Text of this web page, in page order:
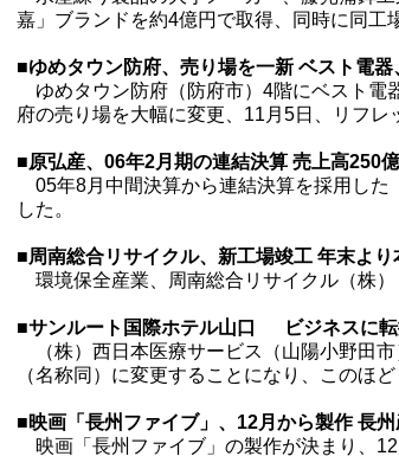
嘉」ブランドを約4億円で取得、同時に同工
■ゆめタウン防府、売り場を一新 ベスト電
ゆめタウン防府（防府市）4階にベスト電
府の売り場を大幅に変更、11月5日、リフレ
■原弘産、06年2月期の連結決算 売上高250
05年8月中間決算から連結決算を採用した
した。
■周南総合リサイクル、新工場竣工 年末より
環境保全産業、周南総合リサイクル（株）
■サンルート国際ホテル山口 ビジネスに転
（株）西日本医療サービス（山陽小野田
（名称同）に変更することになり、このほ
■映画「長州ファイブ」、12月から製作 長
映画「長州ファイブ」の製作が決まり、